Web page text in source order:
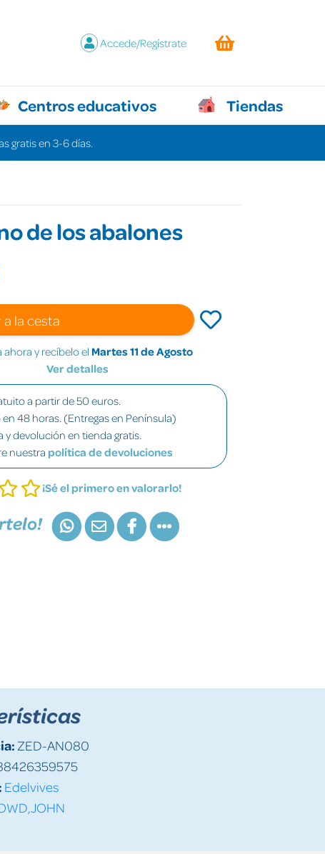
Accede/Regístrate
Centros educativos Tiendas
gratis en 3-6 días.
de los abalones
a la cesta
y recíbelo el Martes 11 de Agosto
Ver detalles
a partir de 50 euros.
en 48 horas. (Entregas en Península)
y devolución en tienda gratis.
nuestra política de devoluciones
¡Sé el primero en valorarlo!
ZED-AN080
Edelvives